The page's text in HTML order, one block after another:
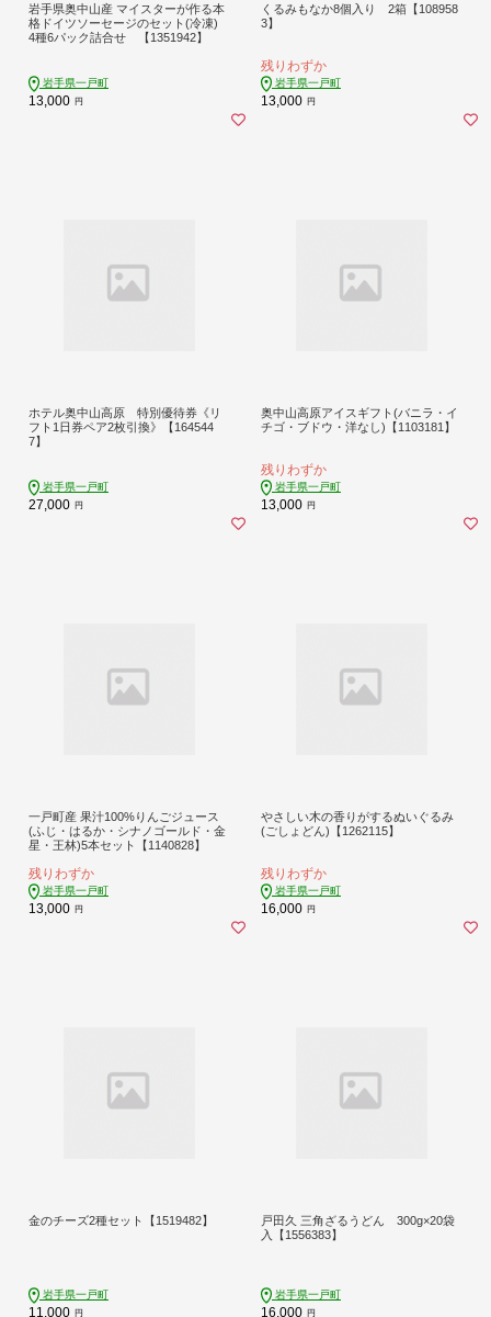
岩手県奥中山産 マイスターが作る本
格ドイツソーセージのセット(冷凍)
4種6パック詰合せ 【1351942】
岩手県一戸町
13,000 円
くるみもなか8個入り 2箱【108958
3】
残りわずか
岩手県一戸町
13,000 円
ホテル奥中山高原 特別優待券《リ
フト1日券ペア2枚引換》【164544
7】
岩手県一戸町
27,000 円
奥中山高原アイスギフト(バニラ・イ
チゴ・ブドウ・洋なし)【1103181】
残りわずか
岩手県一戸町
13,000 円
一戸町産 果汁100%りんごジュース
(ふじ・はるか・シナノゴールド・金
星・王林)5本セット【1140828】
残りわずか
岩手県一戸町
13,000 円
やさしい木の香りがするぬいぐるみ
(ごしょどん)【1262115】
残りわずか
岩手県一戸町
16,000 円
金のチーズ2種セット【1519482】
岩手県一戸町
11,000 円
戸田久 三角ざるうどん 300g×20袋
入【1556383】
岩手県一戸町
16,000 円